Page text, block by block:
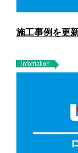
施工事例を更
infomation